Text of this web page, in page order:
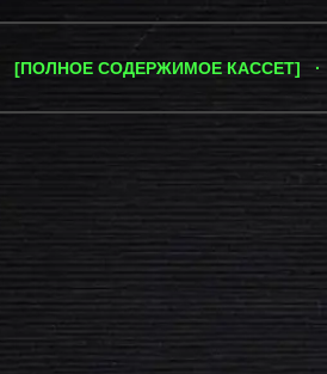
СОДЕРЖИМОЕ КАССЕТ] ·